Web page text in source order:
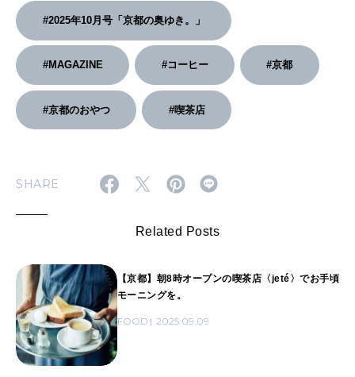
#2025年10月号「京都の奥ゆき。」
#MAGAZINE #コーヒー #京都
#京都のおやつ #喫茶店
SHARE
Related Posts
【京都】朝8時オープンの喫茶店〈jeté〉でお手頃
モーニングを。
FOOD 2025.09.09